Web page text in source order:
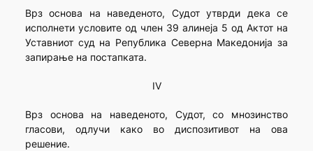
Врз основа на наведеното, Судот утврди дека се
исполнети условите од член 39 алинеја 5 од Актот на
Уставниот суд на Република Северна Македонија за
запирање на постапката.
IV
Врз основа на наведеното, Судот, со мнозинство
гласови, одлучи како во диспозитивот на ова
решение.